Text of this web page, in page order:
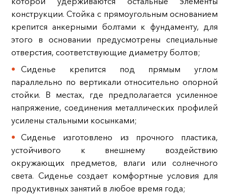
конструкции. Стойка с прямоугольным основанием
крепится анкерными болтами к фундаменту, для
этого в основании предусмотрены специальные
отверстия, соответствующие диаметру болтов;
Сиденье крепится под прямым углом
параллельно по вертикали относительно опорной
стойки. В местах, где предполагается усиленное
напряжение, соединения металлических профилей
усилены стальными косынками;
Сиденье изготовлено из прочного пластика,
устойчивого к внешнему воздействию
окружающих предметов, влаги или солнечного
света. Сиденье создает комфортные условия для
продуктивных занятий в любое время года;